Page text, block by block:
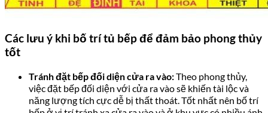
Các lưu ý khi bố trí tủ bếp để đảm bảo phong thủy
tốt
Tránh đặt bếp đối diện cửa ra vào:Theo phong thủy,
việc đặt bếp đối diện với cửa ra vào sẽ khiến tài lộc và
năng lượng tích cực dễ bị thất thoát. Tốt nhất nên bố trí